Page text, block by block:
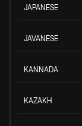
JAPANESE
JAVANESE
KANNADA
KAZAKH